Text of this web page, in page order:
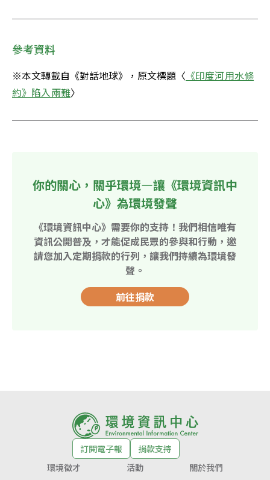
參考資料
※本文轉載自《對話地球》，原文標題〈 《印度河用水條
約》陷入兩難〉
你的關心，關乎環境—讓《環境資訊中
心》為環境發聲
《環境資訊中心》需要你的支持！我們相信唯有
資訊公開普及，才能促成民眾的參與和行動，邀
請您加入定期捐款的行列，讓我們持續為環境發
聲。
前往捐款
訂閱電子報
捐款支持
環境徵才
活動
關於我們